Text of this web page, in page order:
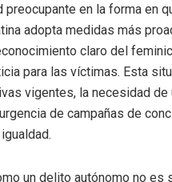
en la forma en
adopta medidas más
claro del
para las víctimas. Esta
vigentes, la necesidad
de campañas de
un delito autónomo no es